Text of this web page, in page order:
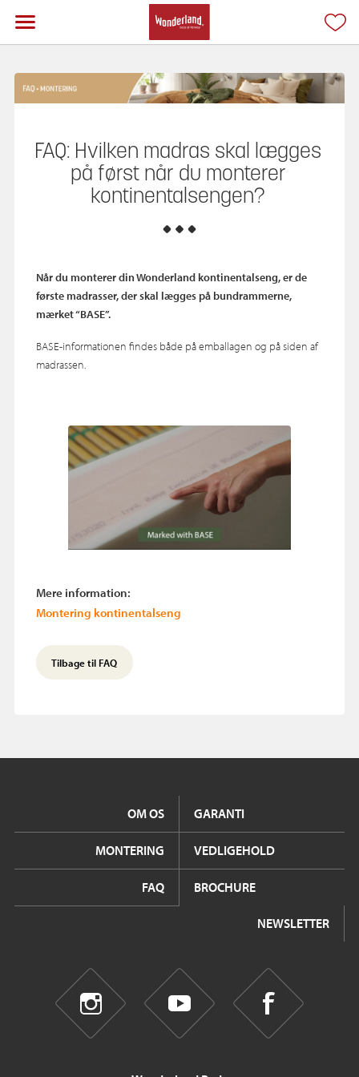
FAQ: Hvilken madras skal lægges
på først når du monterer
kontinentalsengen?
Når du monterer din Wonderland kontinentalseng, er de
første madrasser, der skal lægges på bundrammerne,
mærket “BASE”.
BASE‑informationen findes både på emballagen og på siden af
madrassen.
Mere information:
Montering kontinentalseng
Tilbage til FAQ
OM OS GARANTI
MONTERING VEDLIGEHOLD
FAQ BROCHURE
NEWSLETTER